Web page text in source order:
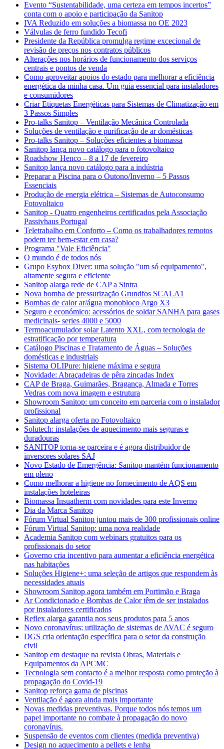
Evento “Sustentabilidade, uma certeza em tempos incertos”
conta com o apoio e participação da Sanitop
IVA Reduzido em soluções a biomassa no OE 2023
Válvulas de ferro fundido Tecofi
Presidente da República promulga regime excecional de
revisão de preços nos contratos públicos
Alterações nos horários de funcionamento dos serviços
centrais e pontos de venda
Como aproveitar apoios do estado para melhorar a eficiência
energética da minha casa. Um guia essencial para instaladores
e consumidores
Criar Etiquetas Energéticas para Sistemas de Climatização em
3 Passos Simples
Pro-talks Sanitop – Ventilação Mecânica Controlada
Soluções de ventilação e purificação de ar domésticas
Pro-talks Sanitop – Soluções eficientes a biomassa
Sanitop lança novo catálogo para o fotovoltaico
Roadshow Henco – 8 a 17 de fevereiro
Sanitop lança novo catálogo para a indústria
Preparar a Piscina para o Outono/Inverno – 5 Passos
Essenciais
Produção de energia elétrica – Sistemas de Autoconsumo
Fotovoltaico
Sanitop - Quatro engenheiros certificados pela Associação
Passivhaus Portugal
Teletrabalho em Conforto – Como os trabalhadores remotos
podem ter bem-estar em casa?
Programa "Vale Eficiência"
O mundo é de todos nós
Grupo Esybox Diver: uma solução "um só equipamento",
altamente segura e eficiente
Sanitop alarga rede de CAP a Sintra
Nova bomba de pressurização Grundfos SCALA1
Bombas de calor ar/água monobloco Argo X3
Seguro e económico: acessórios de soldar SANHA para gases
medicinais- series 4000 e 5000
Termoacumulador solar Latento XXL, com tecnologia de
estratificação por temperatura
Catálogo Piscinas e Tratamento de Águas – Soluções
domésticas e industriais
Sistema OLIPure: higiene máxima e segura
Novidade: Abraçadeiras de pêra zincadas Index
CAP de Braga, Guimarães, Bragança, Almada e Torres
Vedras com nova imagem e estrutura
Showroom Sanitop: um conceito em parceria com o instalador
profissional
Sanitop alarga oferta no Fotovoltaico
Solutech: instalações de aquecimento mais seguras e
duradouras
SANITOP torna-se parceira e é agora distribuidor de
inversores solares SAJ
Novo Estado de Emergência: Sanitop mantém funcionamento
em pleno
Como melhorar a higiene no fornecimento de AQS em
instalações hoteleiras
Biomassa Insuatherm com novidades para este Inverno
Dia da Marca Sanitop
Fórum Virtual Sanitop juntou mais de 300 profissionais online
Fórum Virtual Sanitop: uma nova realidade
Academia Sanitop com webinars gratuitos para os
profissionais do setor
Governo cria incentivo para aumentar a eficiência energética
nas habitações
Soluções Higiene+: uma seleção de artigos que respondem às
necessidades atuais
Showroom Sanitop agora também em Portimão e Braga
Ar Condicionado e Bombas de Calor têm de ser instalados
por instaladores certificados
Reflex alarga garantia nos seus produtos para 5 anos
Novo coronavírus: utilização de sistemas de AVAC é seguro
DGS cria orientação específica para o setor da construção
civil
Sanitop em destaque na revista Obras, Materiais e
Equipamentos da APCMC
Tecnologia sem contacto é a melhor resposta como proteção à
propagação do Covid-19
Sanitop reforça gama de piscinas
Ventilação é agora ainda mais importante
Novas medidas preventivas. Porque todos nós temos um
papel importante no combate à propagação do novo
coronavírus.
Suspensão de eventos com clientes (medida preventiva)
Design no aquecimento a pellets e lenha